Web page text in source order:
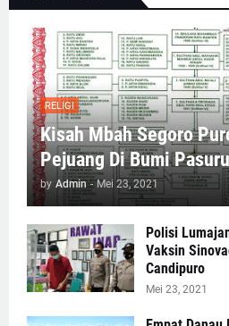
RELIGI
Kisah Mbah Segoro
Pejuang Di Bumi
by Admin - Mei 23, 2021
Polisi
Vaksin
Candipuro
Mei 23, 2021